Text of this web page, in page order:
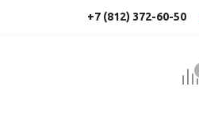
+7 (812) 372-60-50